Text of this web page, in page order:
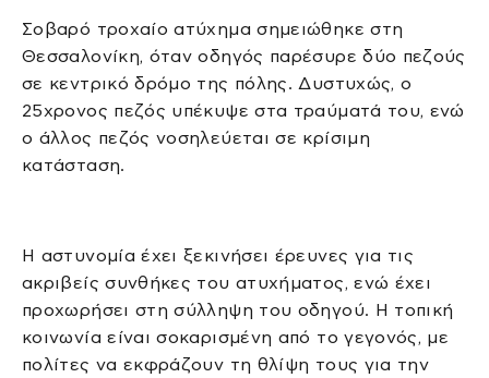
Σοβαρό τροχαίο ατύχημα σημειώθηκε στη
Θεσσαλονίκη, όταν οδηγός παρέσυρε δύο πεζούς
σε κεντρικό δρόμο της πόλης. Δυστυχώς, ο
25χρονος πεζός υπέκυψε στα τραύματά του, ενώ
ο άλλος πεζός νοσηλεύεται σε κρίσιμη
κατάσταση.
Η αστυνομία έχει ξεκινήσει έρευνες για τις
ακριβείς συνθήκες του ατυχήματος, ενώ έχει
προχωρήσει στη σύλληψη του οδηγού. Η τοπική
κοινωνία είναι σοκαρισμένη από το γεγονός, με
πολίτες να εκφράζουν τη θλίψη τους για την